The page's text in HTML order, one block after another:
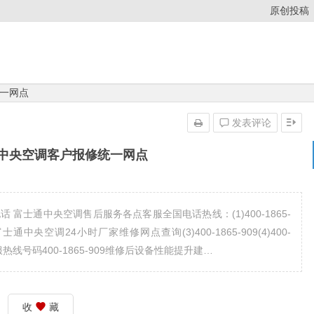
原创投稿
网点
央空调客户报修统一网点
发表评论
富士通中央空调售后服务各点客服全国电话热线：(1)400-1865-
通中央空调24小时厂家维修网点查询(3)400-1865-909(4)400-
线号码400-1865-909维修后设备性能提升建…
收 藏